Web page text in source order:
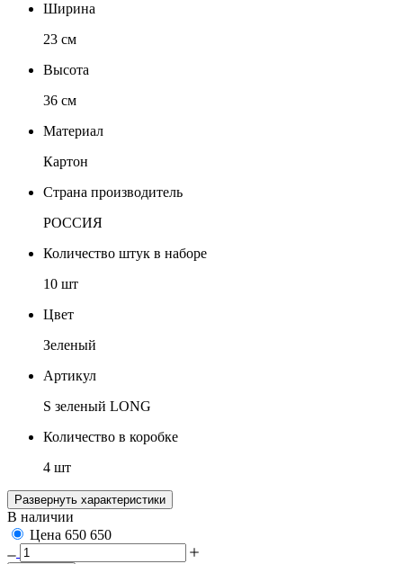
Ширина
23 см
Высота
36 см
Материал
Картон
Страна производитель
РОССИЯ
Количество штук в наборе
10 шт
Цвет
Зеленый
Артикул
S зеленый LONG
Количество в коробке
4 шт
Развернуть характеристики
В наличии
Цена 650 650